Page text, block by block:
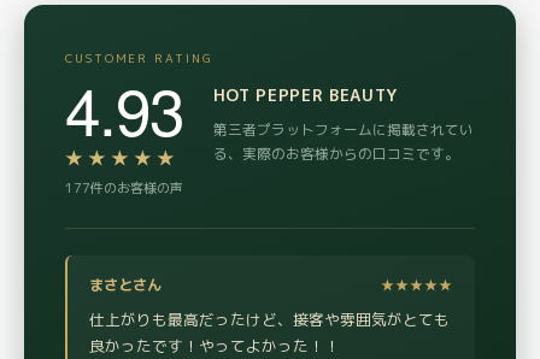
CUSTOMER RATING
4.93
★★★★★
177件のお客様の声
HOT PEPPER BEAUTY
第三者プラットフォームに掲載されてい
る、実際のお客様からの口コミです。
まさとさん ★★★★★
仕上がりも最高だったけど、接客や雰囲気がとても
良かったです！やってよかった！！